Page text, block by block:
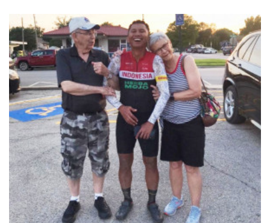
horor di Il Lombardia tahun lalu. Ia menjadi yang tercepat di
balapan time trial di Etape 2 Baloise Belgium Tour 2021.